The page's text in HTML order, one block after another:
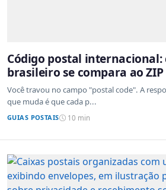
Código postal internacional:
brasileiro se compara ao ZIP
sistemas de outros países
Você travou no campo "postal code". A
que muda é que cada p...
GUIAS POSTAIS 10 min